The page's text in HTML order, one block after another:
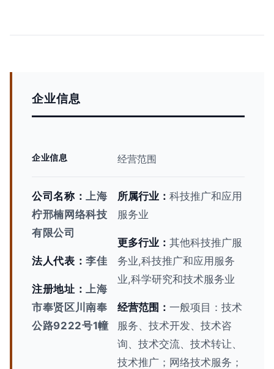
企业信息
企业信息 经营范围
公司名称：上海
柠邢楠网络科技
有限公司
法人代表：李佳
注册地址：上海
市奉贤区川南奉
公路9222号1幢
所属行业： 科技推广和应用
服务业
更多行业： 其他科技推广服
务业,科技推广和应用服务
业,科学研究和技术服务业
经营范围： 一般项目：技术
服务、技术开发、技术咨
询、技术交流、技术转让、
技术推广；网络技术服务；